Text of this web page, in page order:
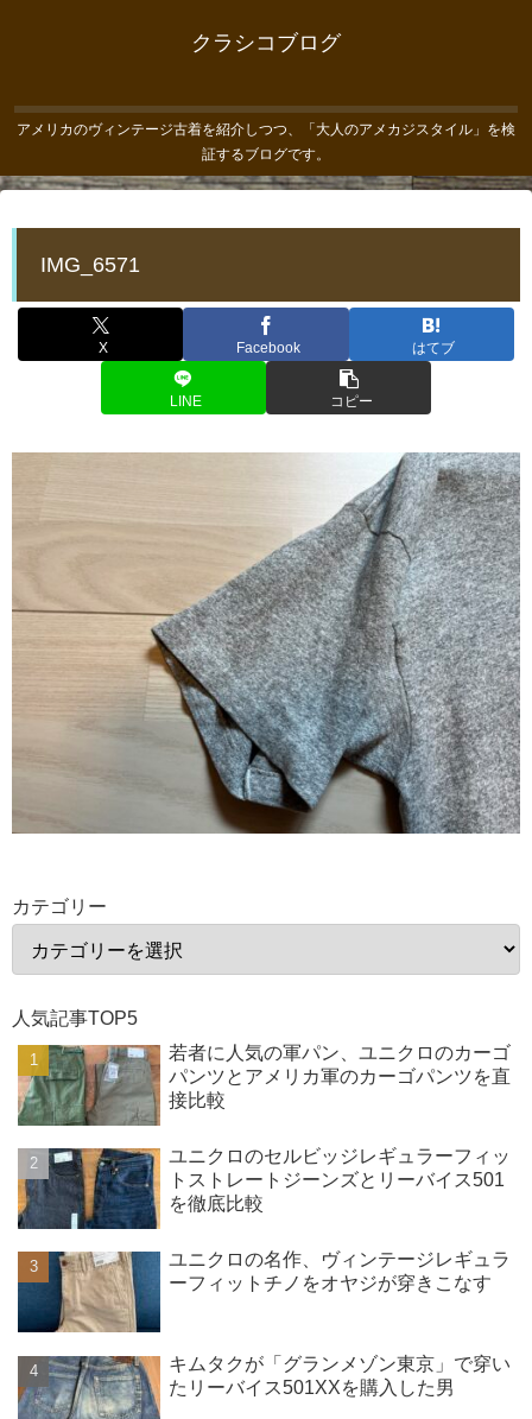
クラシコブログ
アメリカのヴィンテージ古着を紹介しつつ、「大人のアメカジスタイル」を検
証するブログです。
IMG_6571
X Facebook はてブ
LINE コピー
カテゴリー
人気記事TOP5
若者に人気の軍パン、ユニクロのカーゴ
パンツとアメリカ軍のカーゴパンツを直
接比較
ユニクロのセルビッジレギュラーフィッ
トストレートジーンズとリーバイス501
を徹底比較
ユニクロの名作、ヴィンテージレギュラ
ーフィットチノをオヤジが穿きこなす
キムタクが「グランメゾン東京」で穿い
たリーバイス501XXを購入した男